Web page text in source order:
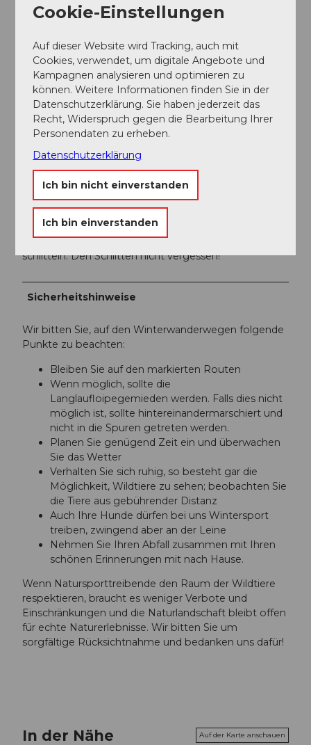
UNESCO Biosphäre Entlebuch können Siehier
herunterladen oder bestellen.
Autor:in
Sörenberg Flühli Tourismus
Organisation
UNESCO Biosphäre Entlebuch
Unser Tipp
Von der Rossweid können Sie auch zurück ins Dorf
schlitteln. Den Schlitten nicht vergessen!
Sicherheitshinweise
Wir bitten Sie, auf den Winterwanderwegen folgende
Punkte zu beachten:
Bleiben Sie auf den markierten Routen
Wenn möglich, sollte die
Langlaufloipegemieden werden. Falls dies nicht
möglich ist, sollte hintereinandermarschiert und
nicht in die Spuren getreten werden.
Planen Sie genügend Zeit ein und überwachen
Sie das Wetter
Verhalten Sie sich ruhig, so besteht gar die
Möglichkeit, Wildtiere zu sehen; beobachten Sie
die Tiere aus gebührender Distanz
Auch Ihre Hunde dürfen bei uns Wintersport
treiben, zwingend aber an der Leine
Nehmen Sie Ihren Abfall zusammen mit Ihren
schönen Erinnerungen mit nach Hause.
Wenn Natursporttreibende den Raum der Wildtiere
respektieren, braucht es weniger Verbote und
Einschränkungen und die Naturlandschaft bleibt offen
für echte Naturerlebnisse. Wir bitten Sie um
sorgfältige Rücksichtnahme und bedanken uns dafür!
In der Nähe Auf der Karte anschauen
Cookie-Einstellungen
Auf dieser Website wird Tracking, auch mit
Cookies, verwendet, um digitale Angebote und
Kampagnen analysieren und optimieren zu
können. Weitere Informationen finden Sie in der
Datenschutzerklärung. Sie haben jederzeit das
Recht, Widerspruch gegen die Bearbeitung Ihrer
Personendaten zu erheben.
Datenschutzerklärung
Ich bin nicht einverstanden
Ich bin einverstanden